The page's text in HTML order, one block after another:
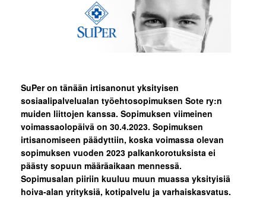
SuPer on tänään irtisanonut yksityisen
sosiaalipalvelualan työehtosopimuksen Sote ry:n
muiden liittojen kanssa. Sopimuksen viimeinen
voimassaolopäivä on 30.4.2023. Sopimuksen
irtisanomiseen päädyttiin, koska voimassa olevan
sopimuksen vuoden 2023 palkankorotuksista ei
päästy sopuun määräaikaan mennessä.
Sopimusalan piiriin kuuluu muun muassa yksityisiä
hoiva-alan yrityksiä, kotipalvelu ja varhaiskasvatus.